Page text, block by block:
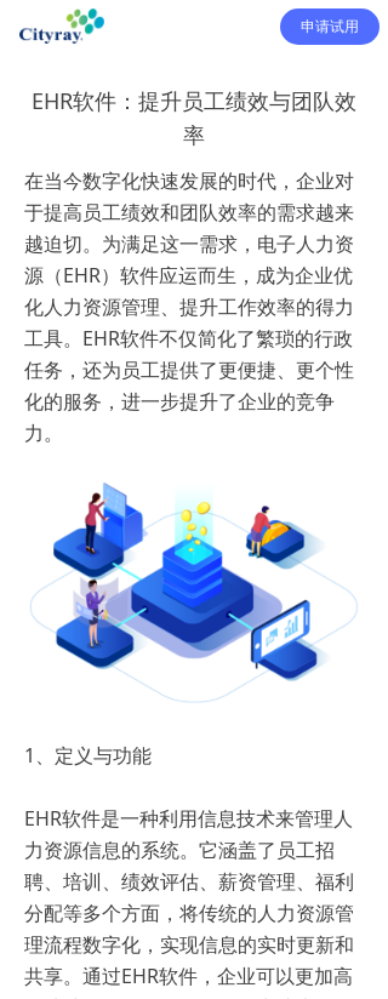
申请试用
EHR软件：提升员工绩效与团队效
率
在当今数字化快速发展的时代，企业对
于提高员工绩效和团队效率的需求越来
越迫切。为满足这一需求，电子人力资
源（EHR）软件应运而生，成为企业优
化人力资源管理、提升工作效率的得力
工具。EHR软件不仅简化了繁琐的行政
任务，还为员工提供了更便捷、更个性
化的服务，进一步提升了企业的竞争
力。
1、定义与功能
EHR软件是一种利用信息技术来管理人
力资源信息的系统。它涵盖了员工招
聘、培训、绩效评估、薪资管理、福利
分配等多个方面，将传统的人力资源管
理流程数字化，实现信息的实时更新和
共享。通过EHR软件，企业可以更加高